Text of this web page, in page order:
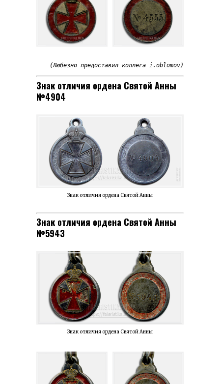
(Любезно предоставил коллега i.oblomov)
Знак отличия ордена Святой Анны
№4904
Знак отличия ордена Святой Анны
Знак отличия ордена Святой Анны
№5943
Знак отличия ордена Святой Анны